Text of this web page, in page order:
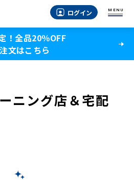
ログイン MENU
！全品20％OFF
文はこちら
ニング店＆宅配